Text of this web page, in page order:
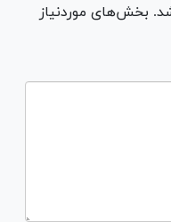
بخش‌های موردنیاز